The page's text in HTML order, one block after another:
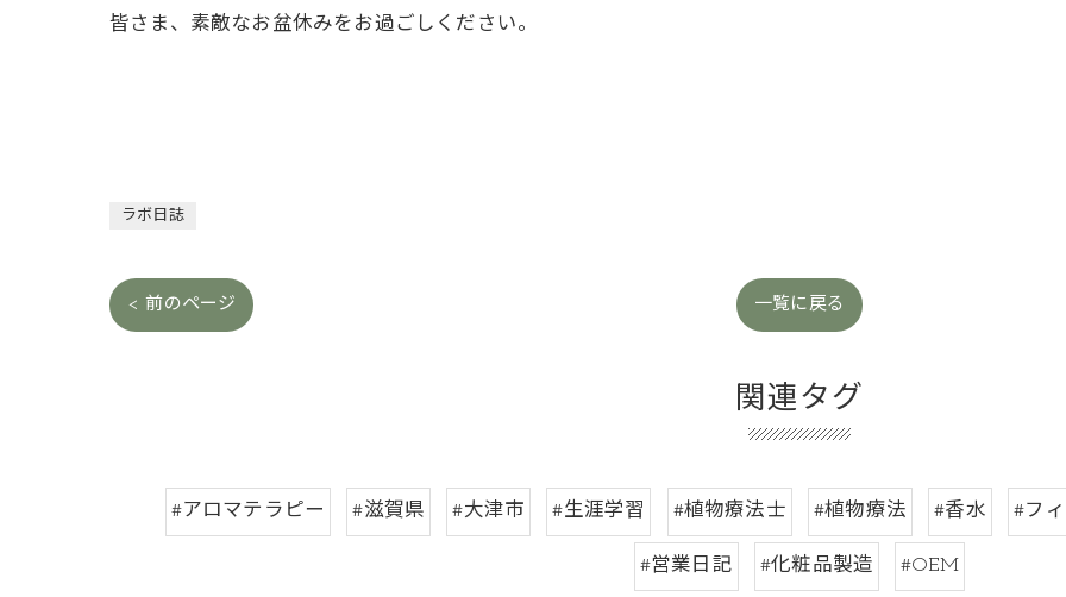
皆さま、素敵なお盆休みをお過ごしください。
ラボ日誌
< 前のページ 一覧に戻る
関連タグ
#アロマテラピー #滋賀県 #大津市 #生涯学習 #植物療法士 #植物療法 #香水 #フ
#営業日記 #化粧品製造 #OEM